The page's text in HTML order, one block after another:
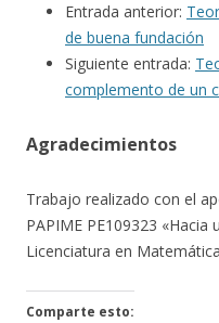
Entrada anterior:
de buena fundación
Siguiente entrada:
complemento de un
Agradecimientos
Trabajo realizado con el
PAPIME PE109323
Licenciatura en
Comparte esto: